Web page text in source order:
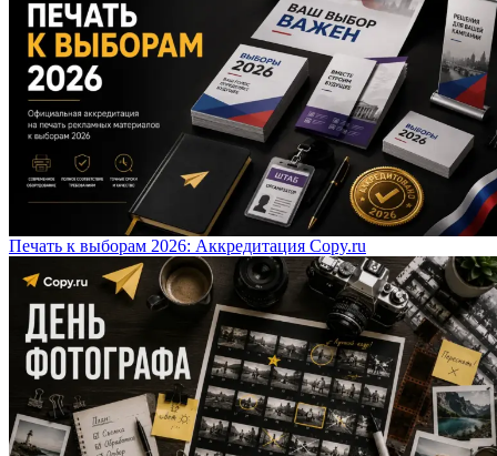
Печать к выборам 2026: Аккредитация Copy.ru